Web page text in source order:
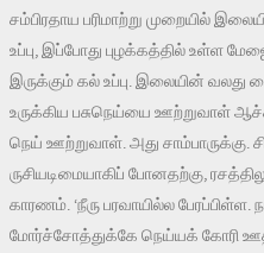
சம்பிரதாய பரிமாற்று முறையில்
உப்பு, இப்போது புழக்கத்தில் உள்ள
இருக்கும் கல் உப்பு. இலையின் வலது
உருக்கிய பசுநெய்யை ஊற்றுவாள்
நெய் ஊற்றுவாள். அது சாம்பாருக்கு.
ருசியடிமையாகிப் போனதற்கு,
காரணம். ‘நீரு பரவாயில்ல
மோர்ச்சோத்துக்கே நெய்யக் கோரி